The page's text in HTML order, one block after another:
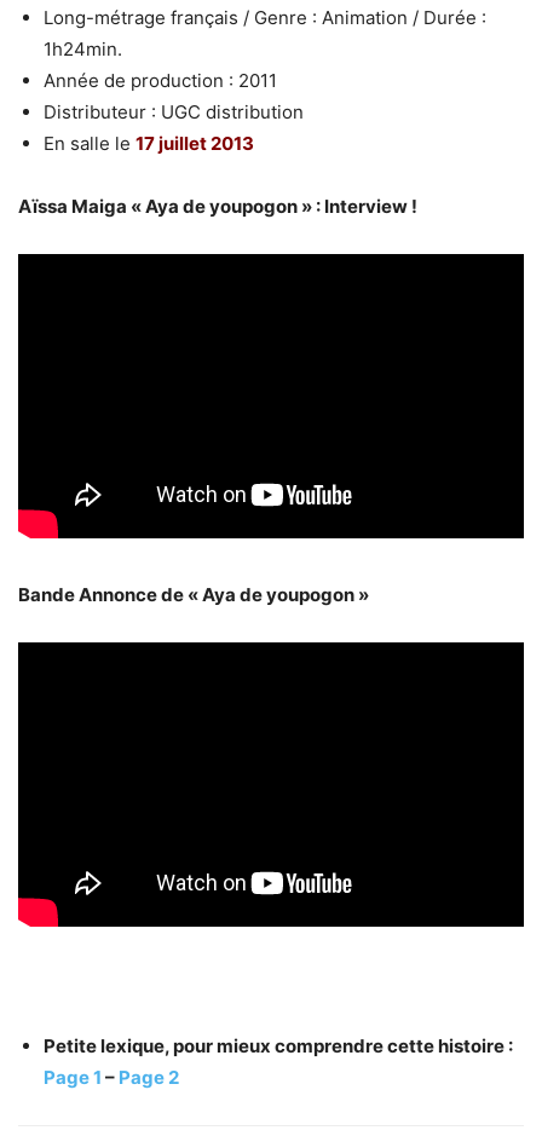
Long-métrage français / Genre : Animation / Durée :
1h24min.
Année de production : 2011
Distributeur : UGC distribution
En salle le 17 juillet 2013
Aïssa Maiga « Aya de youpogon » : Interview !
Bande Annonce de « Aya de youpogon »
Petite lexique, pour mieux comprendre cette histoire :
Page 1 – Page 2